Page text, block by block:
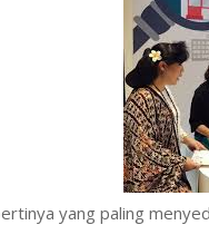
yang paling